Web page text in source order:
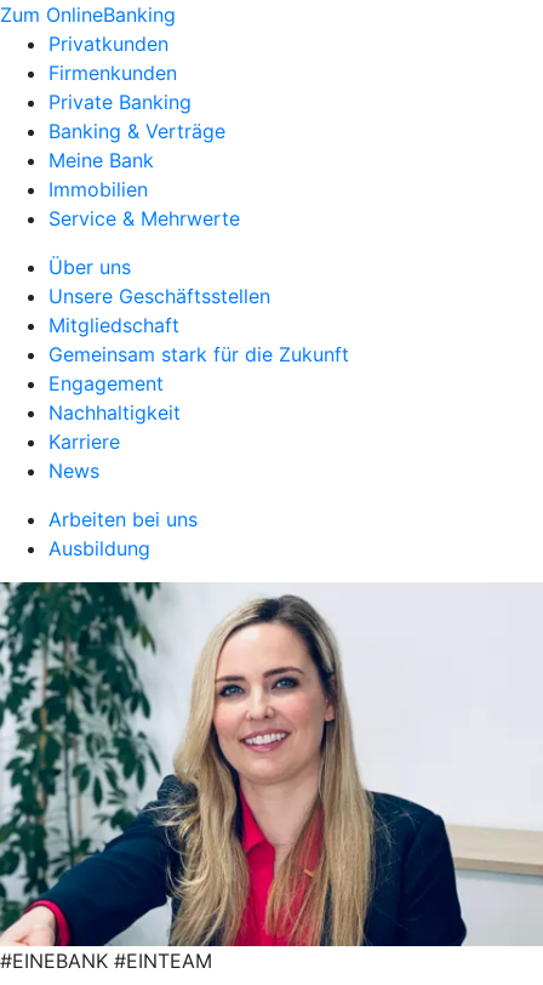
Zum OnlineBanking
Privatkunden
Firmenkunden
Private Banking
Banking & Verträge
Meine Bank
Immobilien
Service & Mehrwerte
Über uns
Unsere Geschäftsstellen
Mitgliedschaft
Gemeinsam stark für die Zukunft
Engagement
Nachhaltigkeit
Karriere
News
Arbeiten bei uns
Ausbildung
#EINEBANK #EINTEAM